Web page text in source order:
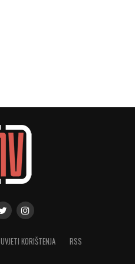
UVJETI KORIŠTENJA RSS